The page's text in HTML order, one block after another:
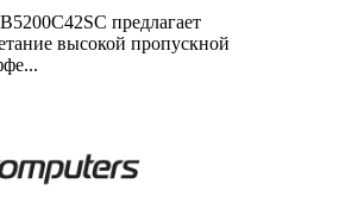
предлагает
высокой пропускной